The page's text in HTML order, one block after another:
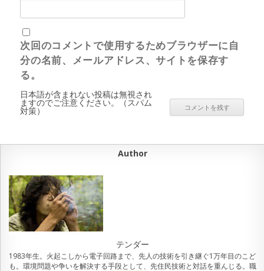
次回のコメントで使用するためブラウザーに自
分の名前、メールアドレス、サイトを保存す
る。
日本語が含まれない投稿は無視され
ますのでご注意ください。（スパム
対策）
Author
テンダー
1983年生。火起こしから電子回路まで、先人の技術を引き継ぐ1万年目のこど
も。環境問題や争いを解決する手段として、先住民技術と対話を重んじる。職